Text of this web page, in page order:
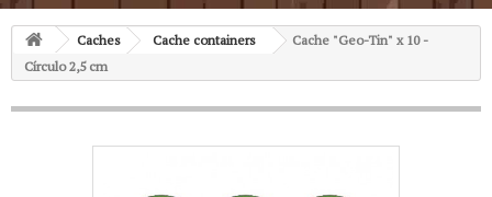
Caches Cache containers
Cache "Geo-Tin" x 10 -
Círculo 2,5 cm